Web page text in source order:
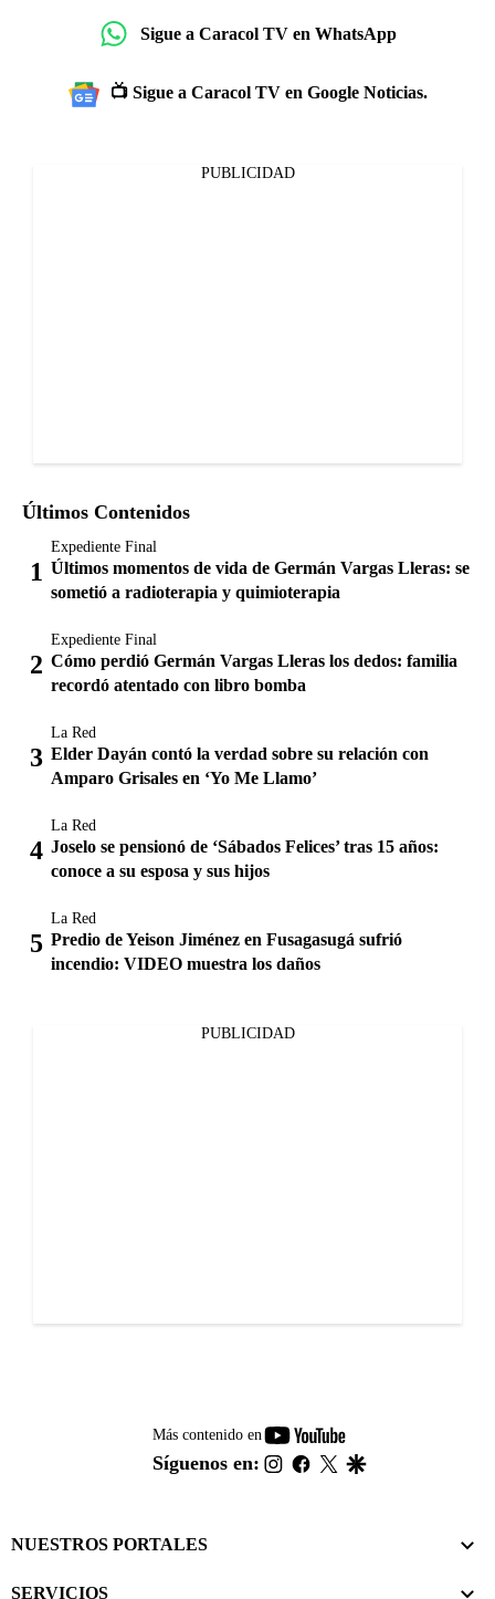
Sigue a Caracol TV en WhatsApp
📺 Sigue a Caracol TV en Google Noticias.
PUBLICIDAD
Últimos Contenidos
Expediente Final
Últimos momentos de vida de Germán Vargas Lleras: se
sometió a radioterapia y quimioterapia
Expediente Final
Cómo perdió Germán Vargas Lleras los dedos: familia
recordó atentado con libro bomba
La Red
Elder Dayán contó la verdad sobre su relación con
Amparo Grisales en ‘Yo Me Llamo’
La Red
Joselo se pensionó de ‘Sábados Felices’ tras 15 años:
conoce a su esposa y sus hijos
La Red
Predio de Yeison Jiménez en Fusagasugá sufrió
incendio: VIDEO muestra los daños
PUBLICIDAD
Más contenido en
youtube-
footer
Síguenos en: instagram
facebook
twitter
NUESTROS PORTALES
SERVICIOS